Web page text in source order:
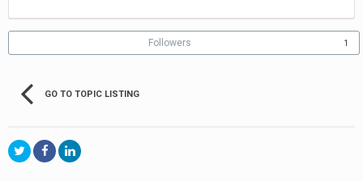
Followers 1
GO TO TOPIC LISTING